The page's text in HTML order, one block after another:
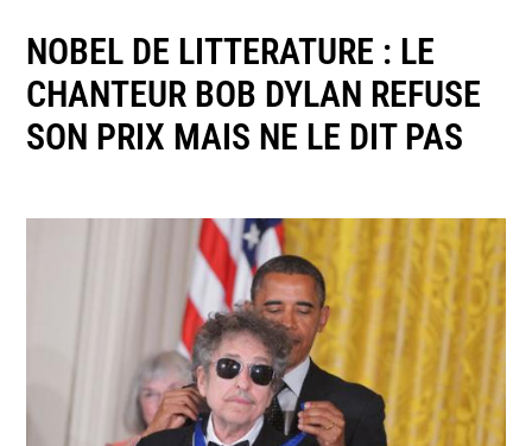
NOBEL DE LITTERATURE : LE
CHANTEUR BOB DYLAN REFUSE
SON PRIX MAIS NE LE DIT PAS